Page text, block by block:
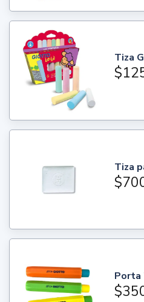
Tiza
Tiza
Porta